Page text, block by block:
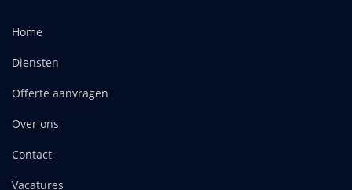
Home
Diensten
Offerte aanvragen
Over ons
Contact
Vacatures